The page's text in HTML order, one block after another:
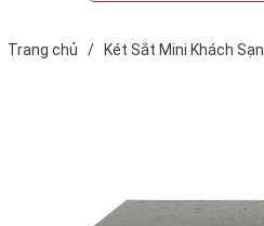
Trang chủ / Két Sắt Mini Khách Sạn